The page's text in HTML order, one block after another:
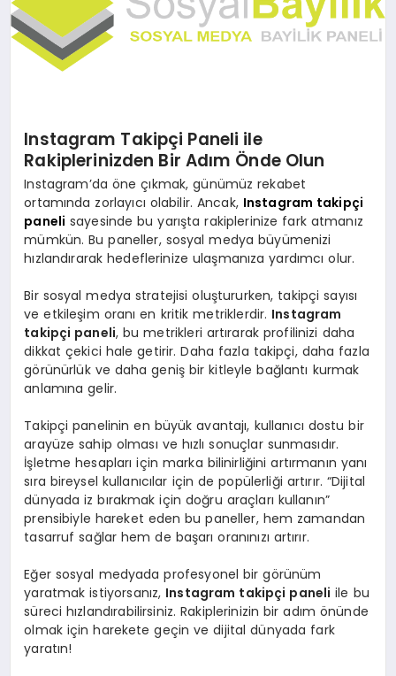
Instagram Takipçi Paneli ile
Rakiplerinizden Bir Adım Önde Olun
Instagram’da öne çıkmak, günümüz rekabet
ortamında zorlayıcı olabilir. Ancak, Instagram takipçi
paneli sayesinde bu yarışta rakiplerinize fark atmanız
mümkün. Bu paneller, sosyal medya büyümenizi
hızlandırarak hedeflerinize ulaşmanıza yardımcı olur.
Bir sosyal medya stratejisi oluştururken, takipçi sayısı
ve etkileşim oranı en kritik metriklerdir. Instagram
takipçi paneli, bu metrikleri artırarak profilinizi daha
dikkat çekici hale getirir. Daha fazla takipçi, daha fazla
görünürlük ve daha geniş bir kitleyle bağlantı kurmak
anlamına gelir.
Takipçi panelinin en büyük avantajı, kullanıcı dostu bir
arayüze sahip olması ve hızlı sonuçlar sunmasıdır.
İşletme hesapları için marka bilinirliğini artırmanın yanı
sıra bireysel kullanıcılar için de popülerliği artırır. “Dijital
dünyada iz bırakmak için doğru araçları kullanın”
prensibiyle hareket eden bu paneller, hem zamandan
tasarruf sağlar hem de başarı oranınızı artırır.
Eğer sosyal medyada profesyonel bir görünüm
yaratmak istiyorsanız, Instagram takipçi paneli ile bu
süreci hızlandırabilirsiniz. Rakiplerinizin bir adım önünde
olmak için harekete geçin ve dijital dünyada fark
yaratın!